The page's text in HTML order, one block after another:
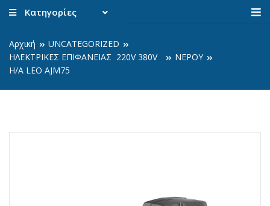
Κατηγορίες
Αρχική
UNCATEGORIZED
ΗΛΕΚΤΡΙΚΕΣ ΕΠΙΦΑΝΕΙΑΣ 220V 380V
ΝΕΡΟΥ
H/A LEO AJM75